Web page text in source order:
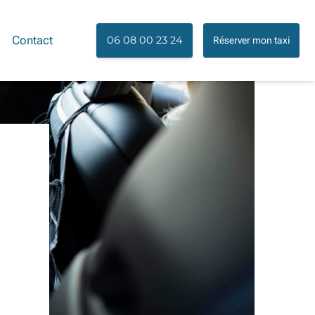
Contact 06 08 00 23 24 Réserver mon taxi